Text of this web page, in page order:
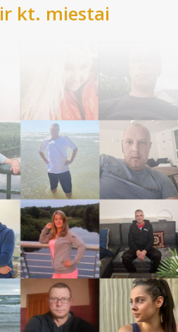
ir kt. miestai